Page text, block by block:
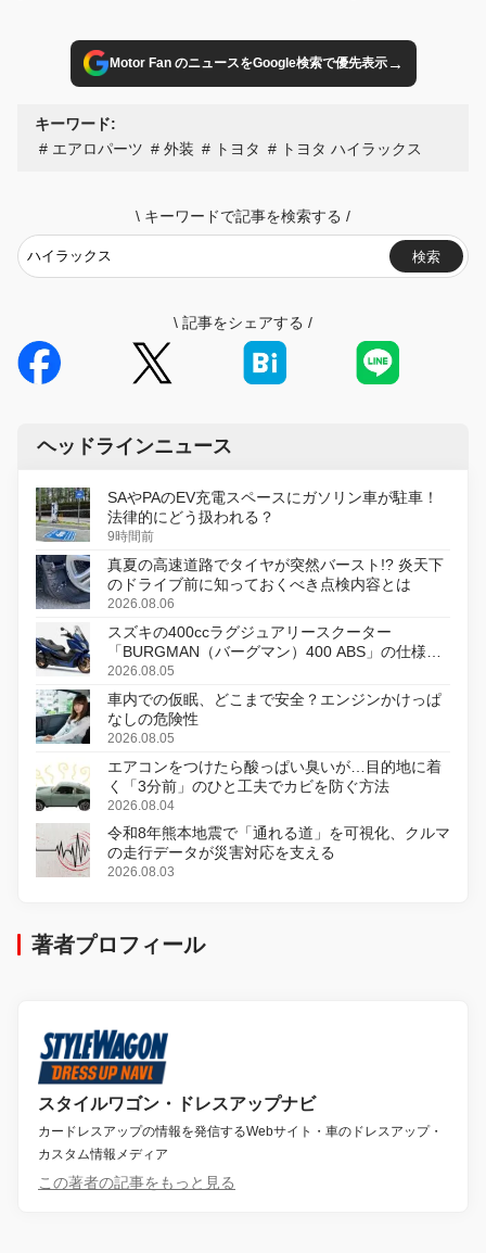
Motor Fan のニュースをGoogle検索で優先表示→
キーワード:
エアロパーツ
外装 トヨタ トヨタ ハイラックス
\ キーワードで記事を検索する /
検索
\ 記事をシェアする /
ヘッドラインニュース
SAやPAのEV充電スペースにガソリン車が駐車！
法律的にどう扱われる？
9時間前
真夏の高速道路でタイヤが突然バースト!? 炎天下
のドライブ前に知っておくべき点検内容とは
2026.08.06
スズキの400ccラグジュアリースクーター
「BURGMAN（バーグマン）400 ABS」の仕様を
変更し、8月18日に発売
2026.08.05
車内での仮眠、どこまで安全？エンジンかけっぱ
なしの危険性
2026.08.05
エアコンをつけたら酸っぱい臭いが…目的地に着
く「3分前」のひと工夫でカビを防ぐ方法
2026.08.04
令和8年熊本地震で「通れる道」を可視化、クルマ
の走行データが災害対応を支える
2026.08.03
著者プロフィール
スタイルワゴン・ドレスアップナビ
カードレスアップの情報を発信するWebサイト・車のドレスアップ・
カスタム情報メディア
この著者の記事をもっと見る